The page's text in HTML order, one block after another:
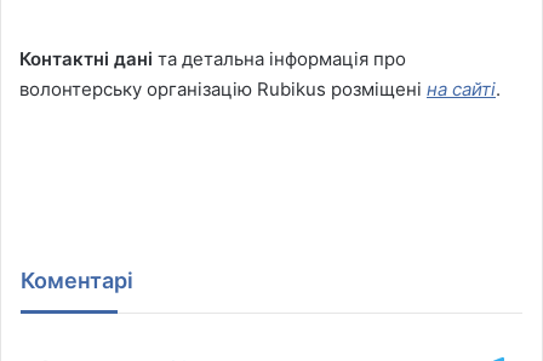
Контактні дані та детальна інформація про
волонтерську організацію Rubikus розміщені на сайті.
Коментарі